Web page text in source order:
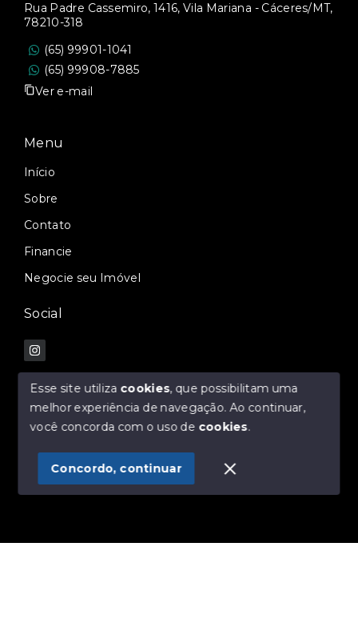
Rua Padre Cassemiro, 1416, Vila Mariana - Cáceres/MT,
78210-318
(65) 99901-1041
(65) 99908-7885
Ver e-mail
Menu
Início
Sobre
Contato
Financie
Negocie seu Imóvel
Social
© Copyright 2026 - MKF IMOBILIÁRIA E
SITE PARA IMOBILIARIA
Esse site utiliza cookies, que possibilitam uma
melhor experiência de navegação.Ao continuar,
você concorda com o uso de cookies.
Concordo, continuar